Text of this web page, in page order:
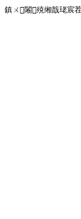
鎮ㄨ闂殑缃戠珯